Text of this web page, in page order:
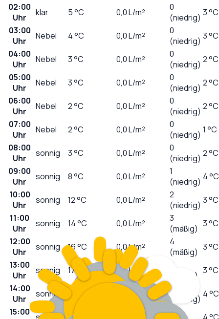
02:00
Uhr
klar 5°C 0,0L/m²
0
(niedrig) 3 °C
03:00
Uhr
Nebel 4°C 0,0L/m²
0
(niedrig) 3 °C
04:00
Uhr
Nebel 3°C 0,0L/m²
0
(niedrig) 2 °C
05:00
Uhr
Nebel 3°C 0,0L/m²
0
(niedrig) 2 °C
06:00
Uhr
Nebel 2°C 0,0L/m²
0
(niedrig) 2 °C
07:00
Uhr
Nebel 2°C 0,0L/m²
0
(niedrig) 1 °C
08:00
Uhr
sonnig 3°C 0,0L/m²
0
(niedrig) 2 °C
09:00
Uhr
sonnig 8°C 0,0L/m²
1
(niedrig) 4 °C
10:00
Uhr
sonnig 12°C 0,0L/m²
2
(niedrig) 3 °C
11:00
Uhr
sonnig 14°C 0,0L/m²
3
(mäßig) 3 °C
12:00
Uhr
sonnig 16°C 0,0L/m²
4
(mäßig) 3 °C
13:00
Uhr
sonnig 17°C 0,0L/m²
3
(mäßig) 3 °C
14:00
Uhr
sonnig 17 °C L/m²
2
(niedrig) 4 °C
15:00
1